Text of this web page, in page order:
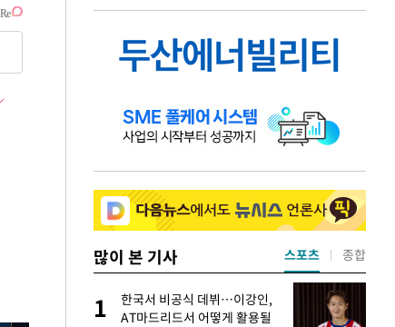
많이 본 기사
1
한국서 비공식 데뷔…이강인,
AT마드리드서 어떻게 활용될
스포츠 종합